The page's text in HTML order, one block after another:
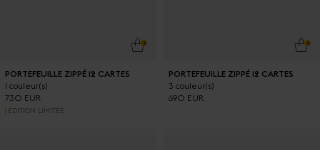
AJOUTER AU PANIER
PORTEFEUILLE ZIPPÉ 12 CARTES
1 couleur(s)
730 EUR
ÉDITION LIMITÉE
PORTEFEUILLE ZIPPÉ 12 CARTES
3 couleur(s)
690 EUR